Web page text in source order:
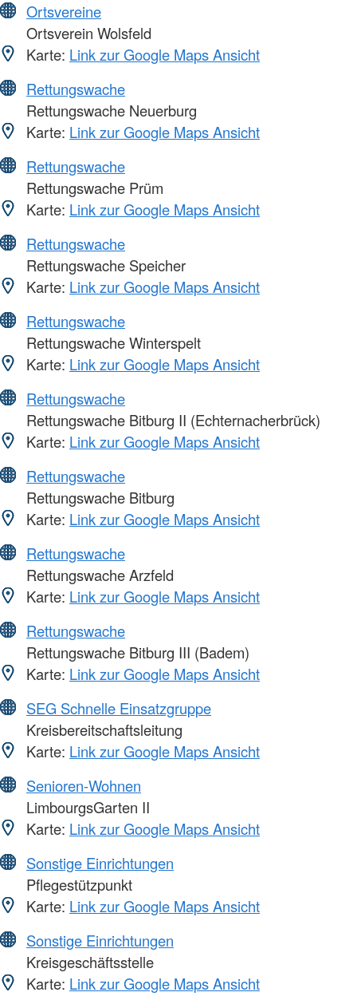
Ortsvereine
Ortsverein Wolsfeld
Karte: Link zur Google Maps Ansicht
Rettungswache
Rettungswache Neuerburg
Karte: Link zur Google Maps Ansicht
Rettungswache
Rettungswache Prüm
Karte: Link zur Google Maps Ansicht
Rettungswache
Rettungswache Speicher
Karte: Link zur Google Maps Ansicht
Rettungswache
Rettungswache Winterspelt
Karte: Link zur Google Maps Ansicht
Rettungswache
Rettungswache Bitburg II (Echternacherbrück)
Karte: Link zur Google Maps Ansicht
Rettungswache
Rettungswache Bitburg
Karte: Link zur Google Maps Ansicht
Rettungswache
Rettungswache Arzfeld
Karte: Link zur Google Maps Ansicht
Rettungswache
Rettungswache Bitburg III (Badem)
Karte: Link zur Google Maps Ansicht
SEG Schnelle Einsatzgruppe
Kreisbereitschaftsleitung
Karte: Link zur Google Maps Ansicht
Senioren-Wohnen
LimbourgsGarten II
Karte: Link zur Google Maps Ansicht
Sonstige Einrichtungen
Pflegestützpunkt
Karte: Link zur Google Maps Ansicht
Sonstige Einrichtungen
Kreisgeschäftsstelle
Karte: Link zur Google Maps Ansicht